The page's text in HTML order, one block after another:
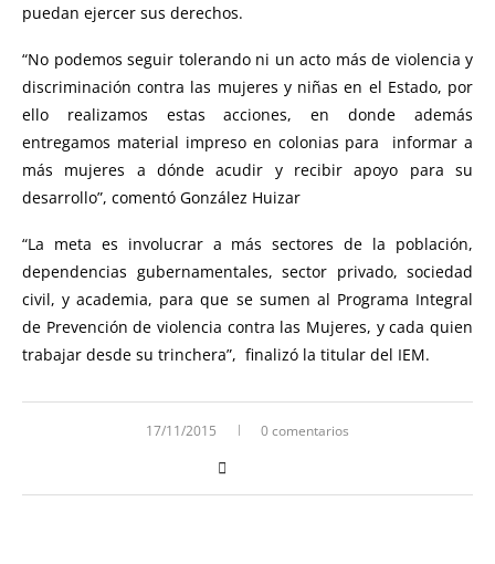
puedan ejercer sus derechos.
“No podemos seguir tolerando ni un acto más de violencia y
discriminación contra las mujeres y niñas en el Estado, por
ello realizamos estas acciones, en donde además
entregamos material impreso en colonias para informar a
más mujeres a dónde acudir y recibir apoyo para su
desarrollo”, comentó González Huizar
“La meta es involucrar a más sectores de la población,
dependencias gubernamentales, sector privado, sociedad
civil, y academia, para que se sumen al Programa Integral
de Prevención de violencia contra las Mujeres, y cada quien
trabajar desde su trinchera”, finalizó la titular del IEM.
17/11/2015 0 comentarios